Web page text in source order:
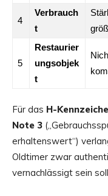
4
Verbrauch
t
5
Restaurier
ungsobjek
t
Für das H-
Note 3
erhaltenswert“)
Oldtimer zwar
vernachlässigt sein